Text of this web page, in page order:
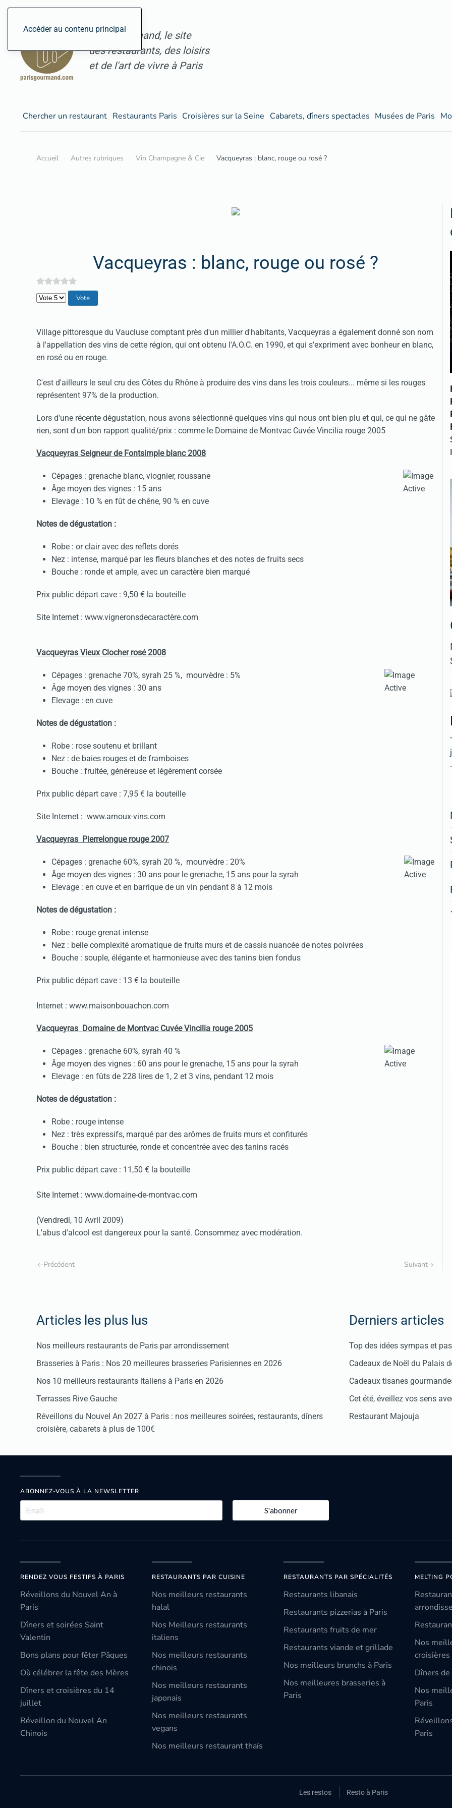
Accéder au contenu principal
ParisGourmand, le site
des restaurants, des loisirs
et de l'art de vivre à Paris
Chercher un restaurant Restaurants Paris Croisières sur la Seine Cabarets, dîners spectacles Musées de Paris
Accueil Autres rubriques Vin Champagne & Cie Vacqueyras : blanc, rouge ou rosé ?
Vacqueyras : blanc, rouge ou rosé ?
Veuillez voter
Village pittoresque du Vaucluse comptant près d'un millier d'habitants, Vacqueyras a également donné son nom
à l'appellation des vins de cette région, qui ont obtenu l'A.O.C. en 1990, et qui s'expriment avec bonheur en blanc,
en rosé ou en rouge.
C'est d'ailleurs le seul cru des Côtes du Rhône à produire des vins dans les trois couleurs... même si les rouges
représentent 97% de la production.
Lors d'une récente dégustation, nous avons sélectionné quelques vins qui nous ont bien plu et qui, ce qui ne gâte
rien, sont d'un bon rapport qualité/prix : comme le Domaine de Montvac Cuvée Vincilia rouge 2005
Vacqueyras Seigneur de Fontsimple blanc 2008
Cépages : grenache blanc, viognier, roussane
Âge moyen des vignes : 15 ans
Elevage : 10 % en fût de chêne, 90 % en cuve
Notes de dégustation :
Robe : or clair avec des reflets dorés
Nez : intense, marqué par les fleurs blanches et des notes de fruits secs
Bouche : ronde et ample, avec un caractère bien marqué
Prix public départ cave : 9,50 € la bouteille
Site Internet : www.vigneronsdecaractère.com
Vacqueyras Vieux Clocher rosé 2008
Cépages : grenache 70%, syrah 25 %, mourvèdre : 5%
Âge moyen des vignes : 30 ans
Elevage : en cuve
Notes de dégustation :
Robe : rose soutenu et brillant
Nez : de baies rouges et de framboises
Bouche : fruitée, généreuse et légèrement corsée
Prix public départ cave : 7,95 € la bouteille
Site Internet : www.arnoux-vins.com
Vacqueyras Pierrelongue rouge 2007
Cépages : grenache 60%, syrah 20 %, mourvèdre : 20%
Âge moyen des vignes : 30 ans pour le grenache, 15 ans pour la syrah
Elevage : en cuve et en barrique de un vin pendant 8 à 12 mois
Notes de dégustation :
Robe : rouge grenat intense
Nez : belle complexité aromatique de fruits murs et de cassis nuancée de notes poivrées
Bouche : souple, élégante et harmonieuse avec des tanins bien fondus
Prix public départ cave : 13 € la bouteille
Internet : www.maisonbouachon.com
Vacqueyras Domaine de Montvac Cuvée Vincilia rouge 2005
Cépages : grenache 60%, syrah 40 %
Âge moyen des vignes : 60 ans pour le grenache, 15 ans pour la syrah
Elevage : en fûts de 228 lires de 1, 2 et 3 vins, pendant 12 mois
Notes de dégustation :
Robe : rouge intense
Nez : très expressifs, marqué par des arômes de fruits murs et confiturés
Bouche : bien structurée, ronde et concentrée avec des tanins racés
Prix public départ cave : 11,50 € la bouteille
Site Internet : www.domaine-de-montvac.com
(Vendredi, 10 Avril 2009)
L'abus d'alcool est dangereux pour la santé. Consommez avec modération.
Précédent Suivant
Articles les plus lus
Nos meilleurs restaurants de Paris par arrondissement
Brasseries à Paris : Nos 20 meilleures brasseries Parisiennes en 2026
Nos 10 meilleurs restaurants italiens à Paris en 2026
Terrasses Rive Gauche
Réveillons du Nouvel An 2027 à Paris : nos meilleures soirées, restaurants, dîners
croisière, cabarets à plus de 100€
Derniers articles
Top des idées sympas et
Cadeaux de Noël du Palais
Cadeaux tisanes
Cet été, éveillez vos sens
Restaurant Majouja
ABONNEZ-VOUS À LA NEWSLETTER
S'abonner
RENDEZ VOUS FESTIFS À PARIS
Réveillons du Nouvel An à
Paris
Dîners et soirées Saint
Valentin
Bons plans pour fêter Pâques
Où célébrer la fête des Mères
Dîners et croisières du 14
juillet
Réveillon du Nouvel An
Chinois
RESTAURANTS PAR CUISINE
Nos meilleurs restaurants
halal
Nos Meilleurs restaurants
italiens
Nos meilleurs restaurants
chinois
Nos meilleurs restaurants
japonais
Nos meilleurs restaurants
vegans
Nos meilleurs restaurant thaïs
RESTAURANTS PAR SPÉCIALITÉS
Restaurants libanais
Restaurants pizzerias à Paris
Restaurants fruits de mer
Restaurants viande et grillade
Nos meilleurs brunchs à Paris
Nos meilleures brasseries à
Paris
MELTING
Nos
croisières
Dîners
Nos
Paris
Paris
Les restos Resto à Paris